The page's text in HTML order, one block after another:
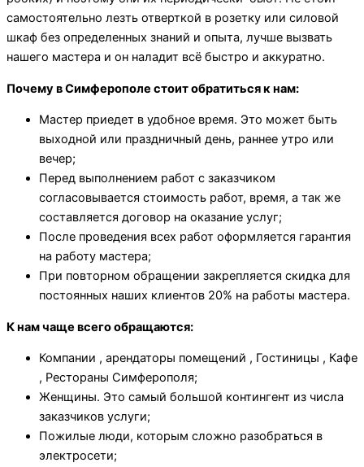
самостоятельно лезть отверткой в розетку или силовой
шкаф без определенных знаний и опыта, лучше вызвать
нашего мастера и он наладит всё быстро и аккуратно.
Почему в Симферополе стоит обратиться к нам:
Мастер приедет в удобное время. Это может быть
выходной или праздничный день, раннее утро или
вечер;
Перед выполнением работ с заказчиком
согласовывается стоимость работ, время, а так же
составляется договор на оказание услуг;
После проведения всех работ оформляется гарантия
на работу мастера;
При повторном обращении закрепляется скидка для
постоянных наших клиентов 20% на работы мастера.
К нам чаще всего обращаются:
Компании , арендаторы помещений , Гостиницы , Кафе
, Рестораны Симферополя;
Женщины. Это самый большой контингент из числа
заказчиков услуги;
Пожилые люди, которым сложно разобраться в
электросети;